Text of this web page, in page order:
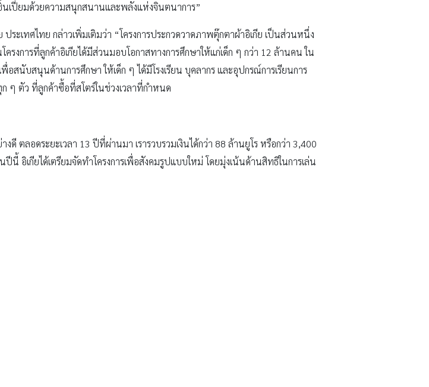
เปี่ยมด้วยความสนุกสนานและพลังแห่งจินตนาการ”
ะเทศไทย กล่าวเพิ่มเติมว่า “โครงการประกวดวาดภาพตุ๊กตาผ้าอิเกีย เป็นส่วนหนึ่ง
ครงการที่ลูกค้าอิเกียได้มีส่วนมอบโอกาสทางการศึกษาให้แก่เด็ก ๆ กว่า 12 ล้านคน ใน
สนับสนุนด้านการศึกษา ให้เด็ก ๆ ได้มีโรงเรียน บุคลากร และอุปกรณ์การเรียนการ
ๆ ตัว ที่ลูกค้าซื้อที่สโตร์ในช่วงเวลาที่กำหนด
ตลอดระยะเวลา 13 ปีที่ผ่านมา เรารวบรวมเงินได้กว่า 88 ล้านยูโร หรือกว่า 3,400
อิเกียได้เตรียมจัดทำโครงการเพื่อสังคมรูปแบบใหม่ โดยมุ่งเน้นด้านสิทธิในการเล่น